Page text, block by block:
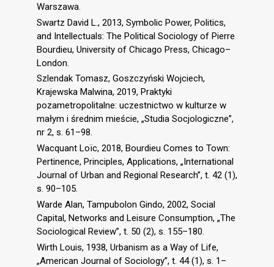
Warszawa.
Swartz David L., 2013, Symbolic Power, Politics,
and Intellectuals: The Political Sociology of Pierre
Bourdieu, University of Chicago Press, Chicago–
London.
Szlendak Tomasz, Goszczyński Wojciech,
Krajewska Malwina, 2019, Praktyki
pozametropolitalne: uczestnictwo w kulturze w
małym i średnim mieście, „Studia Socjologiczne”,
nr 2, s. 61–98.
Wacquant Loïc, 2018, Bourdieu Comes to Town:
Pertinence, Principles, Applications, „International
Journal of Urban and Regional Research”, t. 42 (1),
s. 90–105.
Warde Alan, Tampubolon Gindo, 2002, Social
Capital, Networks and Leisure Consumption, „The
Sociological Review”, t. 50 (2), s. 155–180.
Wirth Louis, 1938, Urbanism as a Way of Life,
„American Journal of Sociology”, t. 44 (1), s. 1–